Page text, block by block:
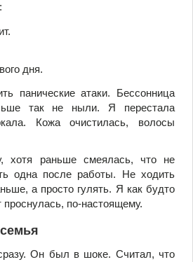
дня.
панические атаки. Бессонница
так не ныли. Я перестала
Кожа очистилась, волосы
хотя раньше смеялась, что не
одна после работы. Не ходить
а просто гулять. Я как будто
проснулась, по-настоящему.
Он был в шоке. Считал, что